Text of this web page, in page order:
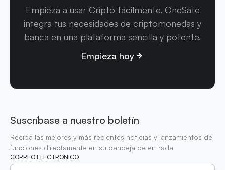
Empieza a usar Cripto fácilmente. OneSafe
integra tus necesidades de criptomonedas y
banca en una plataforma sencilla y potente.
Empieza hoy
Suscríbase a nuestro boletín
Reciba las mejores y más recientes noticias y lanzamientos de
funciones directamente en su bandeja de entrada
CORREO ELECTRÓNICO